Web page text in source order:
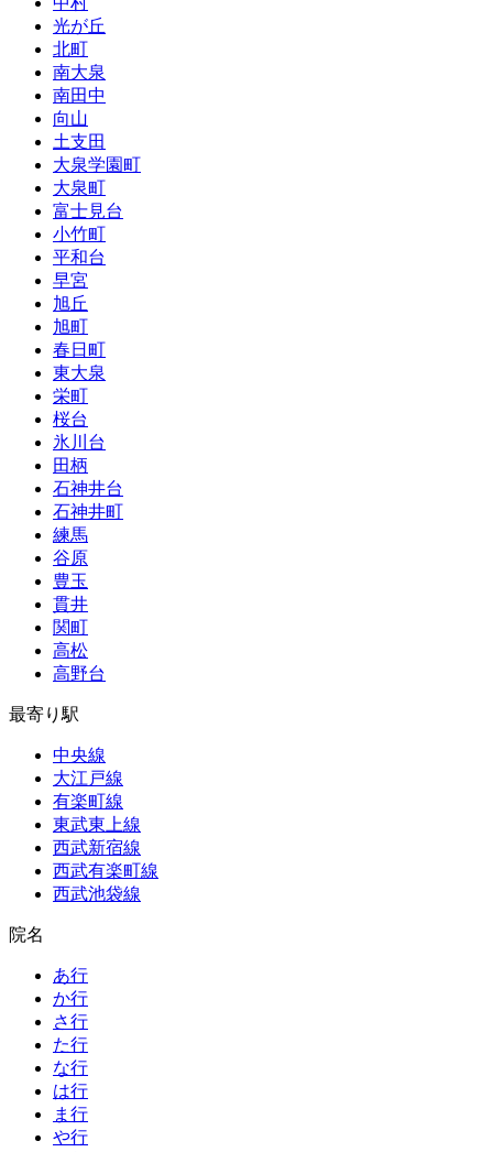
光が丘
北町
南大泉
南田中
向山
土支田
大泉学園町
大泉町
富士見台
小竹町
平和台
早宮
旭丘
旭町
春日町
東大泉
栄町
桜台
氷川台
田柄
石神井台
石神井町
練馬
谷原
豊玉
貫井
関町
高松
高野台
最寄り駅
中央線
大江戸線
有楽町線
東武東上線
西武新宿線
西武有楽町線
西武池袋線
院名
あ行
か行
さ行
た行
な行
は行
ま行
や行